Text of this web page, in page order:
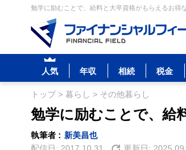
勉学に励むことで、給料と大卒資格がもらえるお得
人気 年収 相続 税金
トップ> 暮らし > その他暮らし
勉学に励むことで、給
執筆者 : 新美昌也
配信日: 2017.10.31 更新日: